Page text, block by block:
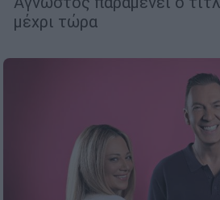
μέχρι τώρα